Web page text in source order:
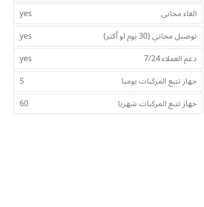
الغاء مجاني
yes
توصيل مجاني (30 يوم او أكثر)
yes
دعم العملاء 7/24
yes
جهاز تتبع المركبات يوميا
5
جهاز تتبع المركبات شهريا
60